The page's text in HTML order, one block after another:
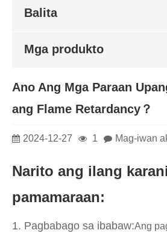
Balita
Mga produkto
Ano Ang Mga Paraan
ang Flame Retardancy？
2024-12-27 1 Mag-iwan
Narito ang ilang
pamamaraan:
1. Pagbabago sa ibabaw:Ang